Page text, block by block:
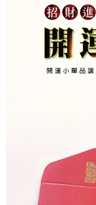
3.完整用戶服務條款，請
客戶支援中心」https://
【注意事項】
１．透過由恩沛科技股
易，需依本服務之必要
權轉讓予恩沛科技股份有
２．關於個人資料處理
３．未成年的使用者請
「AFTEE先享後付」，
４．使用「AFTEE先享
時審查核予不同之上限
５．嚴禁一人註冊多個
恩沛科技股份有限公司
萊爾富取貨付款
每筆NT$80，滿
付款後萊爾富取貨
每筆NT$80，滿
每筆NT$80，滿
每筆NT$80，滿
每筆NT$80，滿
貨到付款